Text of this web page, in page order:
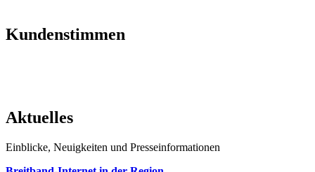
Kundenstimmen
Aktuelles
Einblicke, Neuigkeiten und Presseinformationen